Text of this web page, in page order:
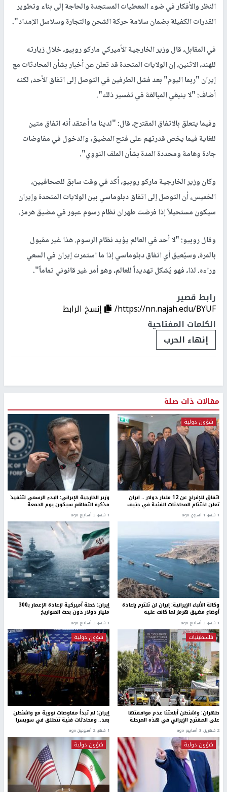
النظر والأفكار في ضوء المعطيات المستجدة والحاجة إلى بناء وتطوير
القدرات الكفيلة بضمان سلامة حركة الشحن والتجارة وسلاسل الإمداد".
في المقابل، قال وزير الخارجية الأميركي ماركو روبيو، خلال زيارته
للهند، الاثنين، إن الولايات المتحدة قد تعلن عن أخبار بشأن المحادثات مع
إيران "ربما اليوم" بعد فشل الطرفين في التوصل إلى اتفاق الأحد، لكنه
أضاف: "لا ينبغي المبالغة في تفسير ذلك".
وفيما يتعلق بالاتفاق المقترح، قال: "لدينا ما أعتقد أنه اتفاق متين
للغاية فيما يخص قدرتهم على فتح المضيق، والدخول في مفاوضات
جادة وهامة ومحددة المدة بشأن الملف النووي".
وكان وزير الخارجية ماركو روبيو، أكد في وقت سابق للصحافيين،
⁠الخميس، ‌أن التوصل إلى اتفاق دبلوماسي بين الولايات ​المتحدة وإيران
⁠سيكون مستحيلاً إذا فرضت طهران نظام رسوم ⁠عبور في مضيق هرمز.
وقال روبيو: "لا أحد في العالم يؤيد ​نظام الرسوم. هذا غير مقبول
بالمرة، وسيُعيق أي اتفاق دبلوماسي إذا ⁠ما استمرت إيران في ​السعي
وراءه. ​لذا، فهو يُشكل تهديداً للعالم، وهو ‌أمر غير قانوني تماماً".
رابط قصير
https://nn.najah.edu/BYUF/
إنسخ الرابط
الكلمات المفتاحية
إنهاء الحرب
مقالات ذات صلة
شؤون دولية
اتفاق للإفراج عن 12 مليار دولار .. ايران
تعلن اختتام المحادثات الفنية في جنيف
1 شهر، 1 اسبوع. ago
وزير الخارجية الإيراني: البدء الرسمي لتنفيذ
مذكرة التفاهم سيكون يوم الجمعة
1 شهر، 3 أسابيع ago
وكالة الأنباء الإيرانية: إيران لن تلتزم بإعادة
أوضاع مضيق هرمز لما كانت عليه
1 شهر، 3 أسابيع ago
إيران: خطة أميركية لإعادة الإعمار بـ300
مليار دولار دون بحث الصواريخ
1 شهر، 3 أسابيع ago
فلسطينيات
طهران: واشنطن أبلغتنا عدم موافقتها
على المقترح الإيراني في هذه المرحلة
2 شهرين، 3 أسابيع ago
شؤون دولية
إيران: لم تبدأ مفاوضات نووية مع واشنطن
بعد.. ومحادثات فنية تنطلق في سويسرا
1 شهر، 2 أسبوعين ago
شؤون دولية شؤون دولية